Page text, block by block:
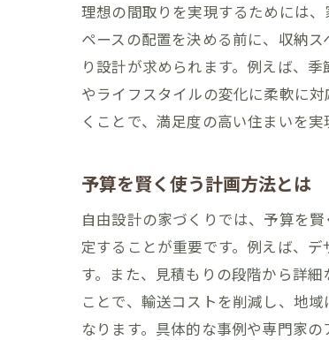
大川
理想の間取りを実現するためには
ペースの配置を決める前に、収納
り設計が求められます。例えば、
やライフスタイルの変化に柔軟に
くことで、満足度の高い住まいを
予算を賢く使う計画方法とは
自由設計の家づくりでは、予算を
定することが重要です。例えば、
す。また、見積もりの段階から詳
ことで、輸送コストを削減し、地
なります。具体的な事例や専門家